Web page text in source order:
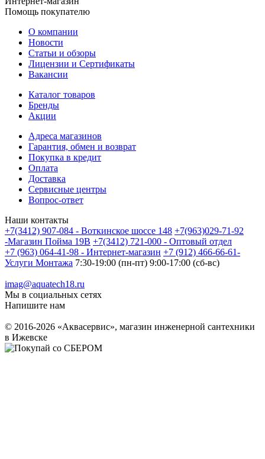
Помощь покупателю
О компании
Новости
Статьи и обзоры
Лицензии и Сертификаты
Вакансии
Каталог товаров
Бренды
Акции
Адреса магазинов
Гарантия, обмен и возврат
Покупка в кредит
Оплата
Доставка
Сервисные центры
Вопрос-ответ
Наши контакты
+7(3412) 907-084 - Воткинское шоссе 148 +7(963)029-71-92
-Магазин Пойма 19В +7(3412) 721-000 - Оптовый отдел
+7 (963) 064-41-98 - Интернет-магазин +7 (912) 466-66-61-
Услуги Монтажа 7:30-19:00 (пн-пт) 9:00-17:00 (сб-вс)
imag@aquatech18.ru
Мы в социальных сетях
Напишите нам
© 2016-2026 «Аквасервис», магазин инженерной сантехники
в Ижевске